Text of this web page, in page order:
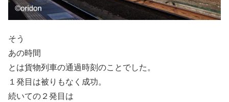
そう
あの時間
とは貨物列車の通過時刻のことでした。
１発目は被りもなく成功。
続いての２発目は